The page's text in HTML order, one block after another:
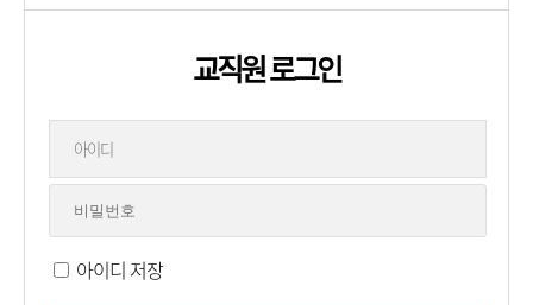
교직원 로그인
아이디 저장